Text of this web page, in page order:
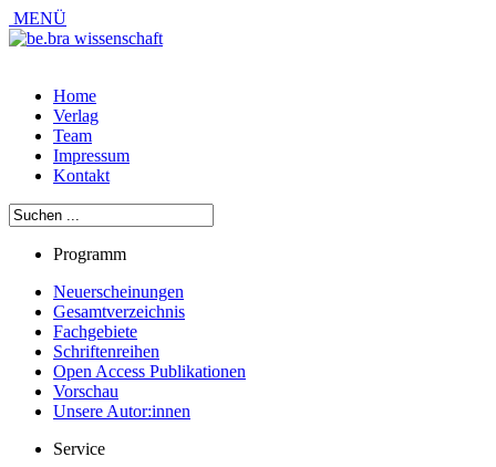
MENÜ
Home
Verlag
Team
Impressum
Kontakt
Programm
Neuerscheinungen
Gesamtverzeichnis
Fachgebiete
Schriftenreihen
Open Access Publikationen
Vorschau
Unsere Autor:innen
Service